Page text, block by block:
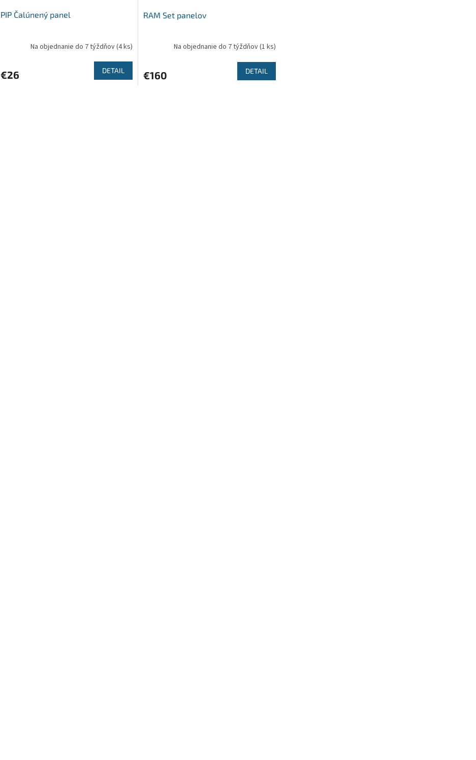
PIP Čalúnený panel
Na objednanie do 7 týždňov(4 ks)
€26 DETAIL
RAM Set panelov
Na objednanie do 7 týždňov(1 ks)
€160 DETAIL